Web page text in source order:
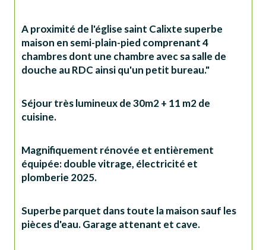
A proximité de l'église saint Calixte superbe
maison en semi-plain-pied comprenant 4
chambres dont une chambre avec sa salle de
douche au RDC ainsi qu'un petit bureau."
Séjour très lumineux de 30m2 + 11 m2 de
cuisine.
Magnifiquement rénovée et entièrement
équipée: double vitrage, électricité et
plomberie 2025.
Superbe parquet dans toute la maison sauf les
pièces d'eau. Garage attenant et cave.